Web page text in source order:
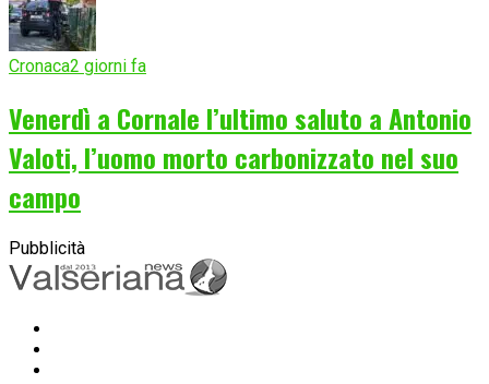
Cronaca2 giorni fa
Venerdì a Cornale l’ultimo saluto a Antonio
Valoti, l’uomo morto carbonizzato nel suo
campo
Pubblicità